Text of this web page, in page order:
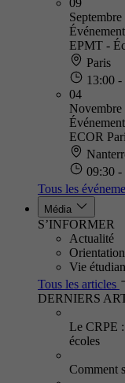
09
Septembre
Événement
EPMT -
Paris
13:00 -
04
Novembre
Événement
ECOR
09:30 -
Tous les
Média
S’INFORMER
Actualité
Orientation
Vie
Tous les articles
DERNIERS
Le CRPE
écoles
Comment